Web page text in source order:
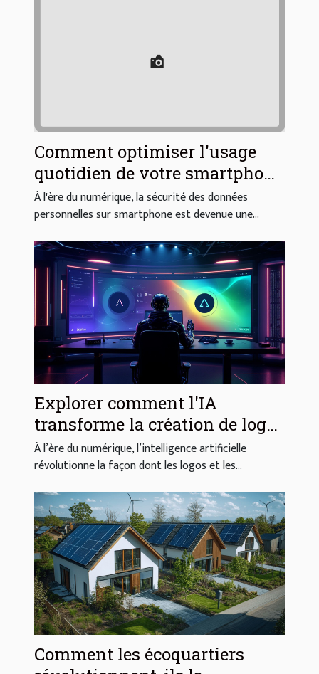
Comment optimiser l'usage
quotidien de votre smartphone
pour plus de sécurité?
À l'ère du numérique, la sécurité des données
personnelles sur smartphone est devenue une...
Explorer comment l'IA
transforme la création de logos
et d'images
À l’ère du numérique, l’intelligence artificielle
révolutionne la façon dont les logos et les...
Comment les écoquartiers